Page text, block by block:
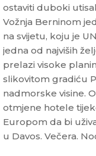
ostaviti duboki
Vožnja Berninom
na svijetu, koju je
jedna od najviših
prelazi visoke
slikovitom gradiću
nadmorske visine.
otmjene hotele
Europom da bi
u Davos. Večera.